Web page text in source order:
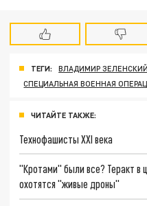
ТЕГИ: ВЛАДИМИР ЗЕЛЕНСКИЙ
СПЕЦИАЛЬНАЯ ВОЕННАЯ
ЧИТАЙТЕ ТАКЖЕ:
Технофашисты XXI века
"Кротами" были все? Теракт в
охотятся "живые дроны"